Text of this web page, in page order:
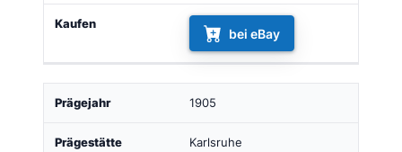
bei eBay
1905
Karlsruhe